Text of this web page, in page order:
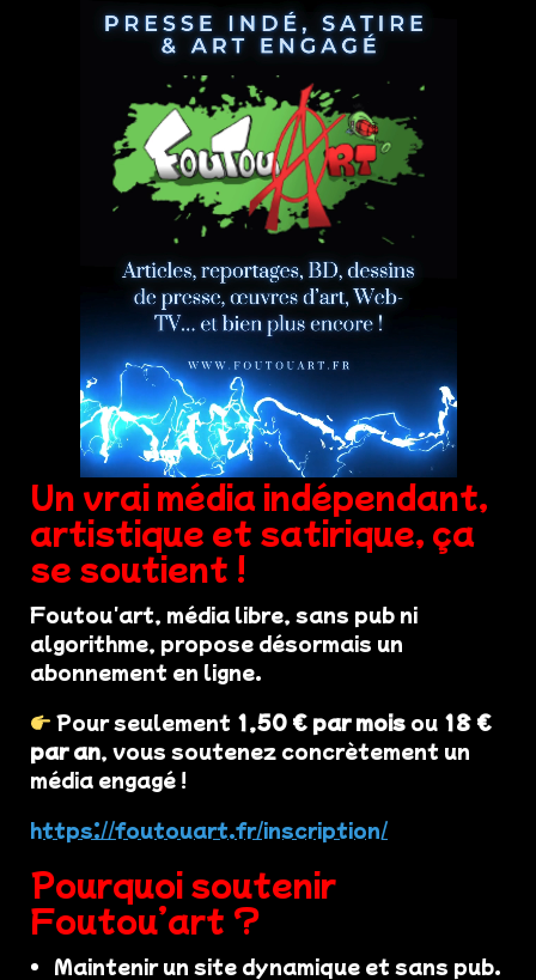
Un vrai média indépendant,
artistique et satirique, ça
se soutient !
Foutou'art, média libre, sans pub ni
algorithme, propose désormais un
abonnement en ligne.
Pour seulement 1,50 € par mois ou 18 €
par an, vous soutenez concrètement un
média engagé !
https://foutouart.fr/inscription/
Pourquoi soutenir
Foutou’art ?
Maintenir un site dynamique et sans pub.